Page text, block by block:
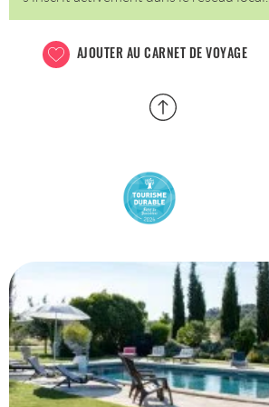
AJOUTER AU CARNET DE VOYAGE